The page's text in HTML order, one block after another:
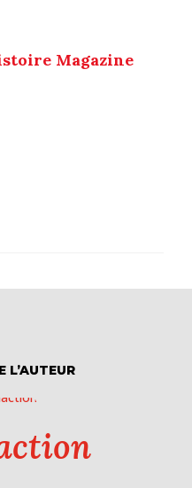
Magazine
L’AUTEUR